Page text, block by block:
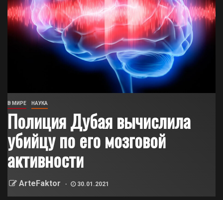
В МИРЕ НАУКА
Полиция Дубая вычислила
убийцу по его мозговой
активности
ArteFaktor 30.01.2021